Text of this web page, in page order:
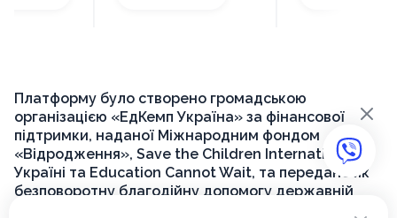
Платформу було створено громадською
організацією «ЕдКемп Україна» за фінансової
підтримки, наданої Міжнародним фондом
«Відродження», Save the Children International в
Україні та Education Cannot Wait, та передано як
безповоротну благодійну допомогу державній
×